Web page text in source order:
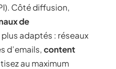
Côté diffusion,
de
plus adaptés : réseaux
d’emails, content
au maximum